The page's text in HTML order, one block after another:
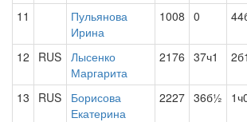
11
Пульянова
Ирина
1008 0
12 RUS Лысенко
Маргарита
2176 37ч1 2б1
13 RUS
Борисова
Екатерина
2227 36б½